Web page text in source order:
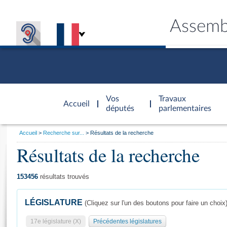
Accueil
d'accueil
Vos
députés
Travaux
parlementaires
Général
Vous
Accueil Recherche sur... Résultats de la recherche
Résultats de la recherche
153456 résultats trouvés
LÉGISLATURE (Cliquez sur l'un des boutons pour faire un choix)
17e législature (X) Précédentes législatures